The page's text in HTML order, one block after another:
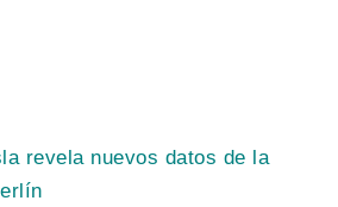
revela nuevos datos de la